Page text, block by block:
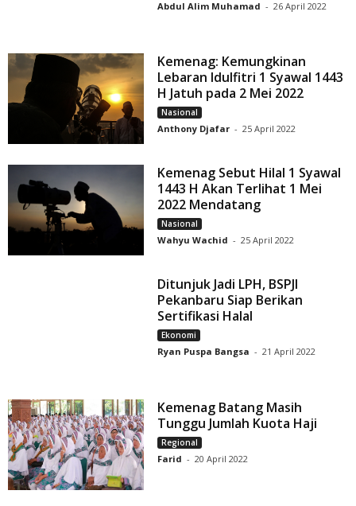
Abdul Alim Muhamad - 26 April 2022
Kemenag: Kemungkinan
Lebaran Idulfitri 1 Syawal 1443
H Jatuh pada 2 Mei 2022
Nasional
Anthony Djafar - 25 April 2022
Kemenag Sebut Hilal 1 Syawal
1443 H Akan Terlihat 1 Mei
2022 Mendatang
Nasional
Wahyu Wachid - 25 April 2022
Ditunjuk Jadi LPH, BSPJI
Pekanbaru Siap Berikan
Sertifikasi Halal
Ekonomi
Ryan Puspa Bangsa - 21 April 2022
Kemenag Batang Masih
Tunggu Jumlah Kuota Haji
Regional
Farid - 20 April 2022